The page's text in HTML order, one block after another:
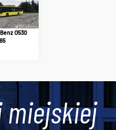
O530
miejskiej